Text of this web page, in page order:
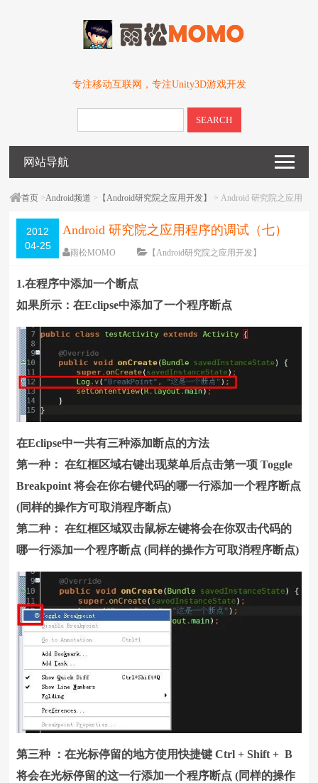
专注移动互联网，专注Unity3D游戏开发
SEARCH
网站导航
首页 >Android频道 > 【Android研究院之应用开发】
> Android 研究院之应用
2012
04-25
Android 研究院之应用程序的调试（七）
雨松MOMO
【Android研究院之应用开发】
编辑日期：2012-05-05
1.在程序中添加一个断点
如果所示：在Eclipse中添加了一个程序断点
在Eclipse中一共有三种添加断点的方法
第一种： 在红框区域右键出现菜单后点击第一项 Toggle
Breakpoint 将会在你右键代码的哪一行添加一个程序断点
(同样的操作方可取消程序断点)
第二种： 在红框区域双击鼠标左键将会在你双击代码的
哪一行添加一个程序断点 (同样的操作方可取消程序断点)
第三种 ：在光标停留的地方使用快捷键 Ctrl + Shift + B
将会在光标停留的这一行添加一个程序断点 (同样的操作